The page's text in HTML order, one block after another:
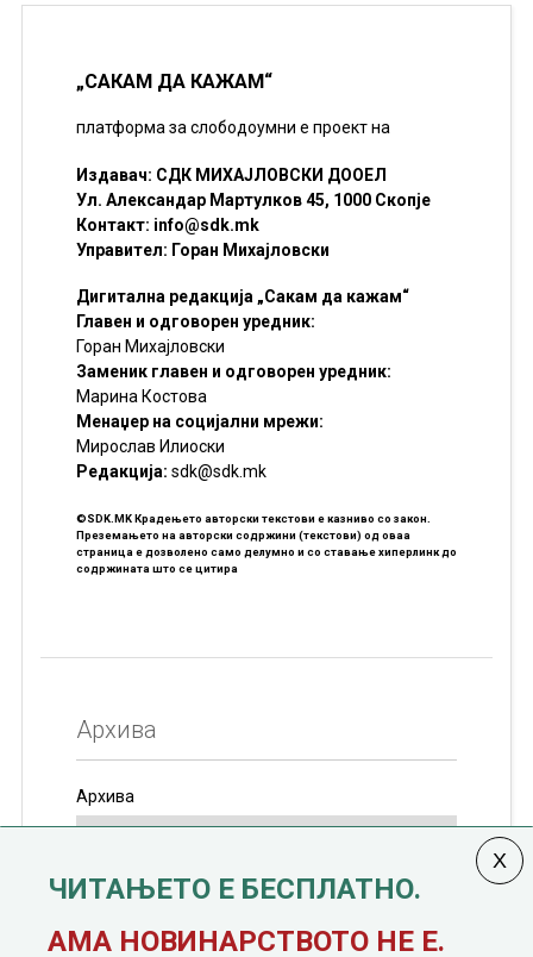
„САКАМ ДА КАЖАМ“
платформа за слободоумни е проект на
Издавач: СДК МИХАЈЛОВСКИ ДООЕЛ
Ул. Александар Мартулков 45, 1000 Скопје
Контакт: info@sdk.mk
Управител: Горан Михајловски
Дигитална редакција „Сакам да кажам“
Главен и одговорен уредник:
Горан Михајловски
Заменик главен и одговорен уредник:
Марина Костова
Менаџер на социјални мрежи:
Мирослав Илиоски
Редакцијa: sdk@sdk.mk
©SDK.MK Крадењето авторски текстови е казниво со закон.
Преземањето на авторски содржини (текстови) од оваа
страница е дозволено само делумно и со ставање хиперлинк до
содржината што се цитира
Архива
Архива
јануари, 1991 година
ЧИТАЊЕТО Е БЕСПЛАТНО.
АМА НОВИНАРСТВОТО НЕ Е.